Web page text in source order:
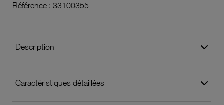
Référence : 33100355
Description
Caractéristiques détaillées